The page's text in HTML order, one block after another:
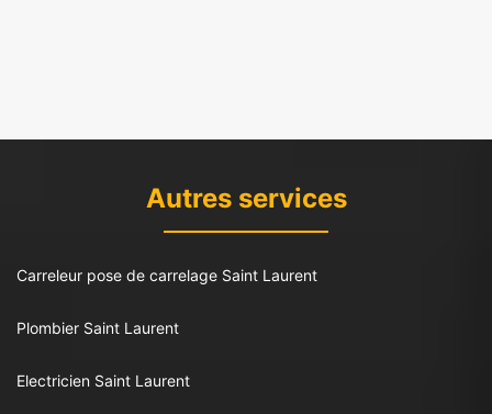
Autres services
Carreleur pose de carrelage Saint Laurent
Plombier Saint Laurent
Electricien Saint Laurent